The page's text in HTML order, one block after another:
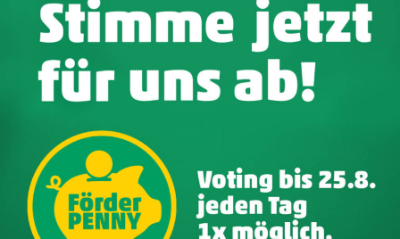
Klienten wertvolle Momente voller Freude und
Gemeinschaft und leisten einen bedeutenden Beitrag